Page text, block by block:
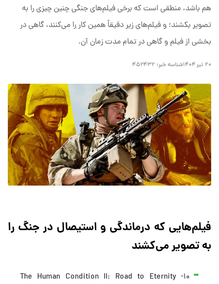
هم باشد، منطقی است که برخی فیلم‌های جنگی چنین چیزی را به
تصویر بکشند؛ و فیلم‌های زیر دقیقاً همین کار را می‌کنند، گاهی در
بخشی از فیلم و گاهی در تمام مدت زمان آن.
۲۰ تیر ۱۴۰۴ شناسه خبر: ۴۵۲۴۳۲
فیلم‌هایی که درماندگی و استیصال در جنگ را
به تصویر می‌کشند
۱۰- The Human Condition II: Road to Eternity